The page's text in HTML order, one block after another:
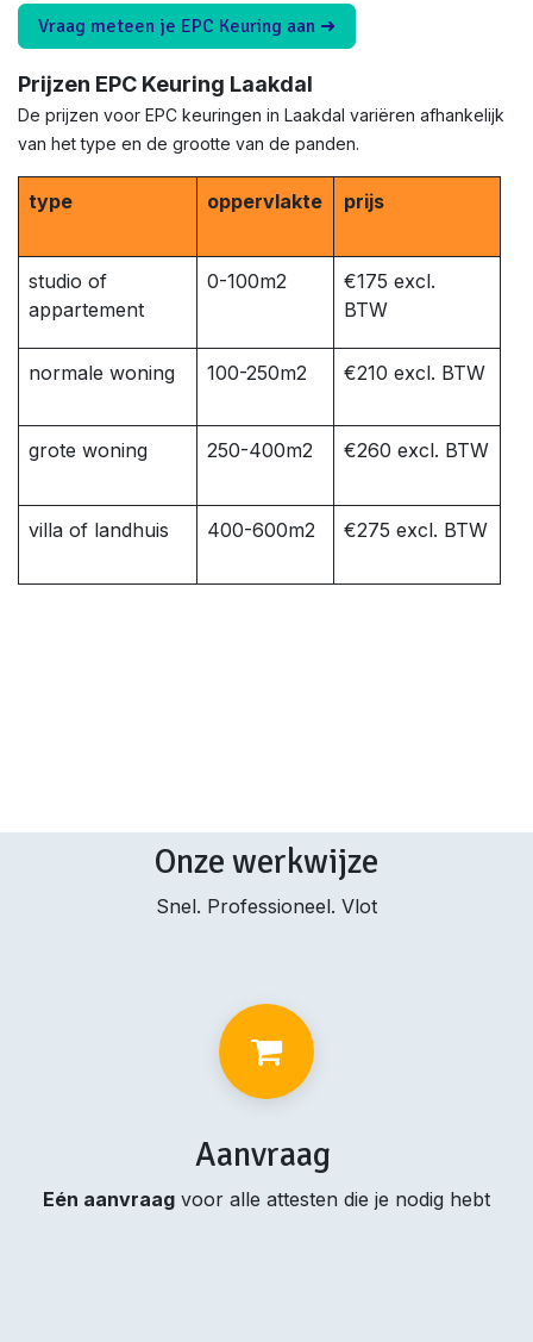
Vraag meteen je EPC Keuring aan ➜
Prijzen EPC Keuring Laakdal
De prijzen voor EPC keuringen in Laakdal variëren afhankelijk
van het type en de grootte van de panden.
type oppervlakte prijs
studio of
appartement
0-100m2
€175 excl.
BTW
normale woning 100-250m2 €210 excl. BTW
grote woning 250-400m2 €260 excl. BTW
villa of landhuis 400-600m2 €275 excl. BTW
Onze werkwijze
Snel. Professioneel. Vlot
Aanvraag
Eén aanvraag voor alle attesten die je nodig hebt